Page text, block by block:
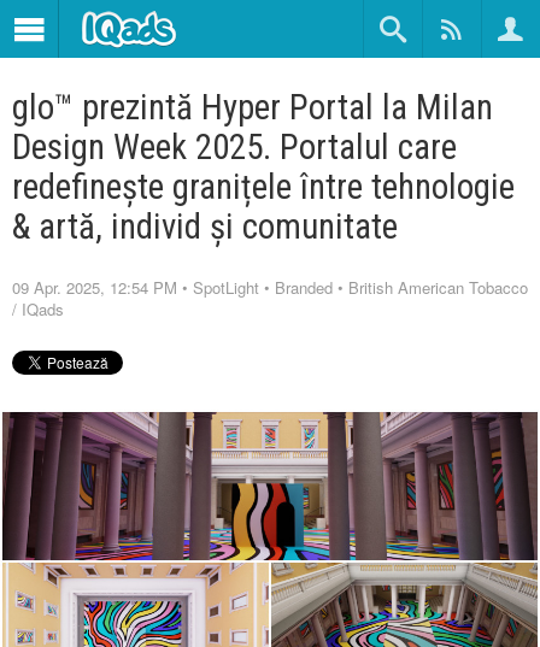
glo™ prezintă Hyper Portal la Milan
Design Week 2025. Portalul care
redefinește granițele între tehnologie
& artă, individ și comunitate
09 Apr. 2025, 12:54 PM • SpotLight • Branded • British American Tobacco
/ IQads